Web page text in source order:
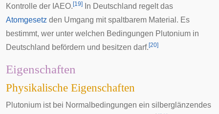
Kontrolle der IAEO. [19]
In Deutschland regelt das
Atomgesetz den Umgang mit spaltbarem Material. Es
bestimmt, wer unter welchen Bedingungen Plutonium in
Deutschland befördern und besitzen darf. [20]
Eigenschaften
Physikalische Eigenschaften
Plutonium ist bei Normalbedingungen ein silberglänzendes